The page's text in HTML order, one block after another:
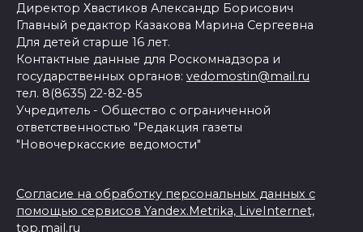
Директор Хвастиков Александр Борисович
Главный редактор Казакова Марина Сергеевна
Для детей старше 16 лет.
Контактные данные для Роскомнадзора и
государственных органов: vedomostin@mail.ru
тел. 8(8635) 22-82-85
Учредитель - Общество с ограниченной
ответственностью "Редакция газеты
"Новочеркасские ведомости"
Согласие на обработку персональных данных с
помощью сервисов Yandex.Metrika, LiveInternet,
top.mail.ru